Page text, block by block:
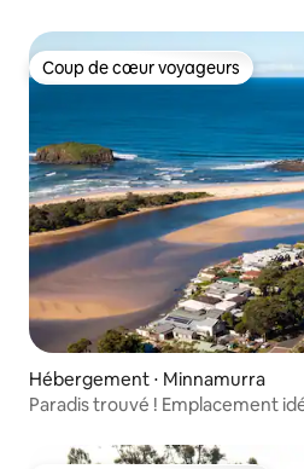
Coup de cœur voyageurs
Coup de cœur voyageurs
Hébergement ⋅ Minnamurra
Paradis trouvé ! Emplacement